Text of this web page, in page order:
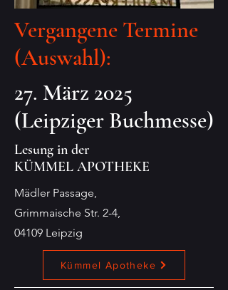
Vergangene Termine
(Auswahl):
27. März 2025
(Leipziger Buchmesse)
Lesung in der
KÜMMEL APOTHEKE
Mädler Passage,
Grimmaische Str. 2-4,
04109 Leipzig
Kümmel Apotheke